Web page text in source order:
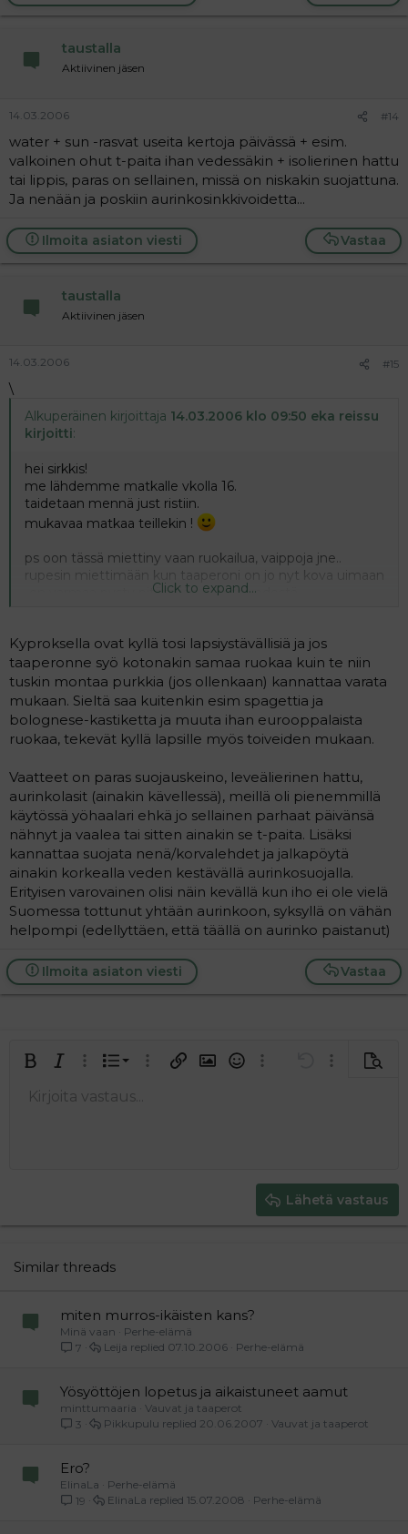
taustalla
Aktiivinen jäsen
14.03.2006 #14
water + sun -rasvat useita kertoja päivässä + esim.
valkoinen ohut t-paita ihan vedessäkin + isolierinen hattu
tai lippis, paras on sellainen, missä on niskakin suojattuna.
Ja nenään ja poskiin aurinkosinkkivoidetta...
Vastaa
Ilmoita asiaton viesti
taustalla
Aktiivinen jäsen
14.03.2006 #15
\
Alkuperäinen kirjoittaja 14.03.2006 klo 09:50 eka reissu
kirjoitti:
hei sirkkis!
me lähdemme matkalle vkolla 16.
taidetaan mennä just ristiin.
mukavaa matkaa teillekin !
ps oon tässä miettiny vaan ruokailua, vaippoja jne..
rupesin miettimään kun taaperoni on jo nyt kova uimaan
-en varmaa pysty pitämään erossa vedestä....
Click to expand...
Kyproksella ovat kyllä tosi lapsiystävällisiä ja jos
taaperonne syö kotonakin samaa ruokaa kuin te niin
tuskin montaa purkkia (jos ollenkaan) kannattaa varata
mukaan. Sieltä saa kuitenkin esim spagettia ja
bolognese-kastiketta ja muuta ihan eurooppalaista
ruokaa, tekevät kyllä lapsille myös toiveiden mukaan.
Vaatteet on paras suojauskeino, leveälierinen hattu,
aurinkolasit (ainakin kävellessä), meillä oli pienemmillä
käytössä yöhaalari ehkä jo sellainen parhaat päivänsä
nähnyt ja vaalea tai sitten ainakin se t-paita. Lisäksi
kannattaa suojata nenä/korvalehdet ja jalkapöytä
ainakin korkealla veden kestävällä aurinkosuojalla.
Erityisen varovainen olisi näin kevällä kun iho ei ole vielä
Suomessa tottunut yhtään aurinkoon, syksyllä on vähän
helpompi (edellyttäen, että täällä on aurinko paistanut)
Vastaa
Ilmoita asiaton viesti
LihavoituKursivoitu
Laajennettuun editoriin…
Lista
Järjestetty lista
Laajennettuun editoriin…
Lisää hyperlinkki
Lisää kuva
HymiötLaajennettuun
Kumoa
Fontin koko
9
26
Tekstiväri
KirjasintyyliArial
Yliviivaa
Tasaus Tasaa vasemmalle
Paragraph format
Normal
LainausLisää video/media
Lisää taulukko
Insert horizontal line
Tee uudelleen
BBCode-näkymä
Poista muotoilu
Luonnokset
Kirjoita vastaus...
Lähetä vastaus
Similar threads
miten murros-ikäisten kans?
Minä vaan
Perhe-elämä
7
Perhe-elämä
07.10.2006
Leija
Yösyöttöjen lopetus ja aikaistuneet aamut
minttumaaria
Vauvat ja taaperot
3
Vauvat ja taaperot
20.06.2007
Pikkupulu
Ero?
ElinaLa
Perhe-elämä
19
Perhe-elämä
15.07.2008
ElinaLa